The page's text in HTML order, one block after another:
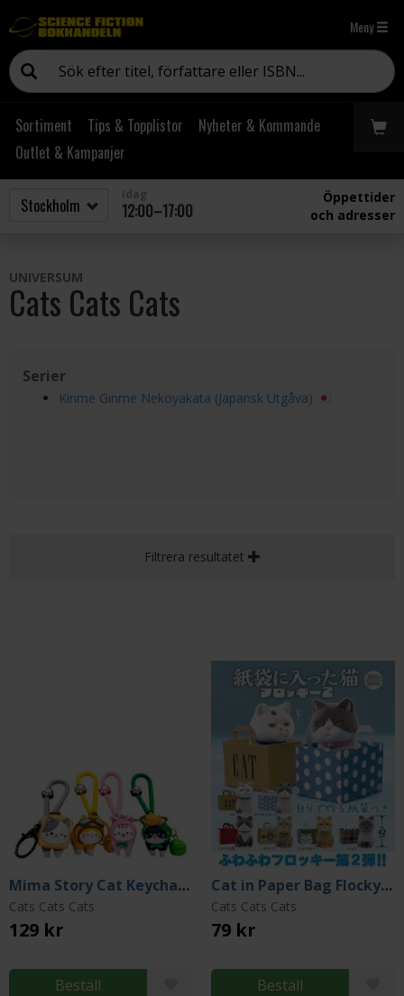
Meny
Sortiment Tips & Topplistor
Nyheter & Kommande
Outlet & Kampanjer
12:00–17:00
Öppettider
och adresser
UNIVERSUM
Cats Cats Cats
Serier
Kinme Ginme Nekoyakata (Japansk Utgåva)
Filtrera resultatet
Mima Story Cat Keychain (Assortment)
Cats Cats Cats
129 kr
Beställ
Cat in Paper Bag Flocky 2 (Gacha)
Cats Cats Cats
79 kr
Beställ